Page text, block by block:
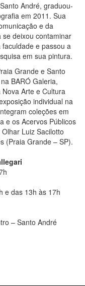
André, graduou-
em 2011. Sua
e da
deixou contaminar
e passou a
em sua pintura.
Grande e Santo
BARÓ Galeria,
Arte e Cultura
individual na
coleções em
e os Acervos Públicos
Luiz Sacilotto
(Praia Grande – SP).
e das 13h às 17h
– Santo André